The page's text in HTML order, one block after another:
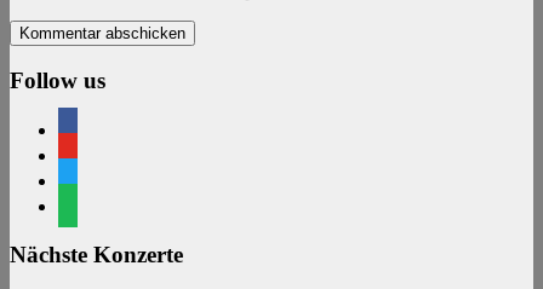
Follow us
Nächste Konzerte